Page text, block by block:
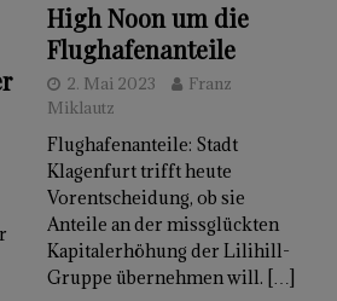
High Noon um die
Flughafenanteile
2. Mai 2023
Franz
Miklautz
Flughafenanteile: Stadt
Klagenfurt trifft heute
Vorentscheidung, ob sie
Anteile an der missglückten
Kapitalerhöhung der Lilihill-
Gruppe übernehmen will. […]